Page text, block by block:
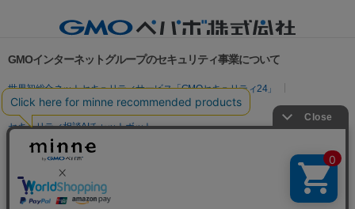
GMOインターネットグループのセキュリティ事業について
世界初総合ネットセキュリティサービス「GMOセキュリティ24」
パスワード漏洩診断
Webサイトリスク診断
セキュリティ相談AIチャットボット
実在証明・盗聴対策
サイバー攻撃対策（GMO Flatt Security）
セキュリティ事業の軌跡